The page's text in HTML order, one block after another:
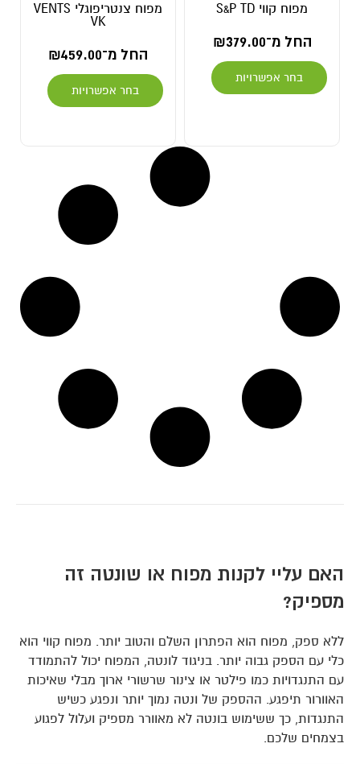
מפוח קווי S&P TD
החל מ־ ₪379.00
בחר אפשרויות
מפוח צנטריפוגלי VENTS
VK
החל מ־ ₪459.00
בחר אפשרויות
האם עליי לקנות מפוח או שונטה זה
מספיק?
ללא ספק, מפוח הוא הפתרון השלם והטוב יותר. מפוח קווי הוא
כלי עם הספק גבוה יותר. בניגוד לונטה, המפוח יכול להתמודד
עם התנגדויות כמו פילטר או צינור שרשורי ארוך מבלי שאיכות
האוורור תיפגע. ההספק של ונטה נמוך יותר ונפגע כשיש
התנגדות, כך ששימוש בונטה לא מאוורר מספיק ועלול לפגוע
בצמחים שלכם.